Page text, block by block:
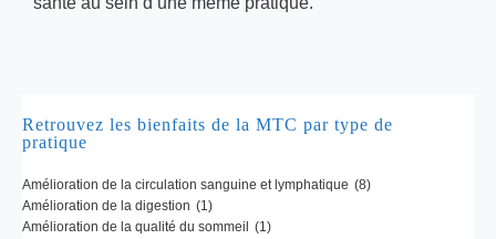
Retrouvez les bienfaits de la MTC par type de
pratique
Amélioration de la circulation sanguine et lymphatique (8)
Amélioration de la digestion (1)
Amélioration de la qualité du sommeil
(1)